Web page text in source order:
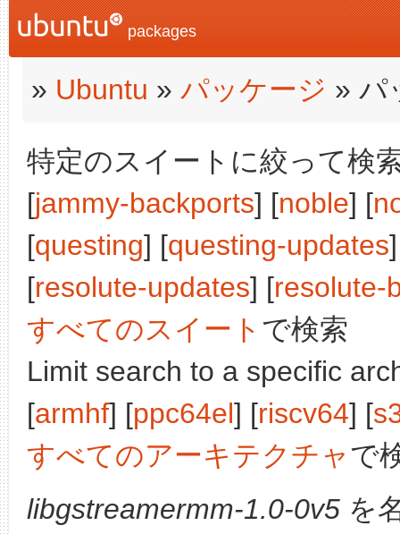
packages
» Ubuntu » パッケージ » パ
特定のスイートに絞って検
[jammy-backports] [noble] [
[questing] [questing-updates
[resolute-updates] [resolute-
すべてのスイート で検索
Limit search to a specific
[armhf] [ppc64el] [riscv64] [
すべてのアーキテクチャで
libgstreamermm-1.0-0v5 を